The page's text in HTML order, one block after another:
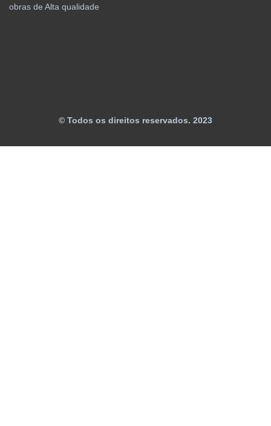
obras de Alta qualidade
© Todos os direitos reservados. 2023